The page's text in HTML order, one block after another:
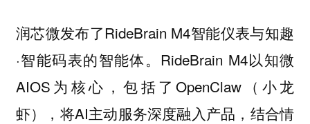
润芯微发布了RideBrain M4智能仪表与知趣
·智能码表的智能体。RideBrain M4以知微
AIOS为核心，包括了OpenClaw（小龙
虾），将AI主动服务深度融入产品，结合情